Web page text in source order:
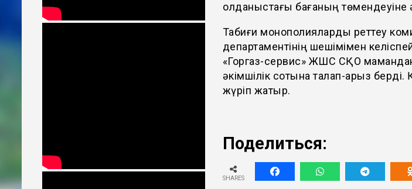
қолданыстағы бағаның төмендеуіне
Табиғи монополияларды реттеу
департаментінің шешімімен
«Горгаз-сервис» ЖШС СҚО
әкімшілік сотына талап-арыз берді.
жүріп жатыр.
Поделиться:
SHARES